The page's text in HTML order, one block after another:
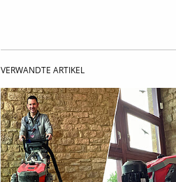
VERWANDTE ARTIKEL